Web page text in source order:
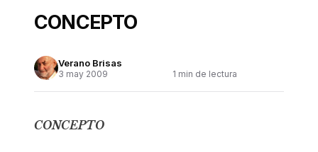
CONCEPTO
Verano Brisas
3 may 2009 1 min de lectura
CONCEPTO